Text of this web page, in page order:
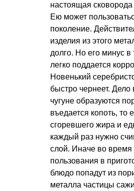
настоящая
Ею может
поколение.
изделия из этого
долго. Но его минус в
легко поддается
Новенький
быстро чернеет. Дело
чугуне образуются
въедается копоть, то
сгоревшего жира и
каждый раз нужно
слой. Иначе во
пользования в
блюдо попадут из
металла частицы